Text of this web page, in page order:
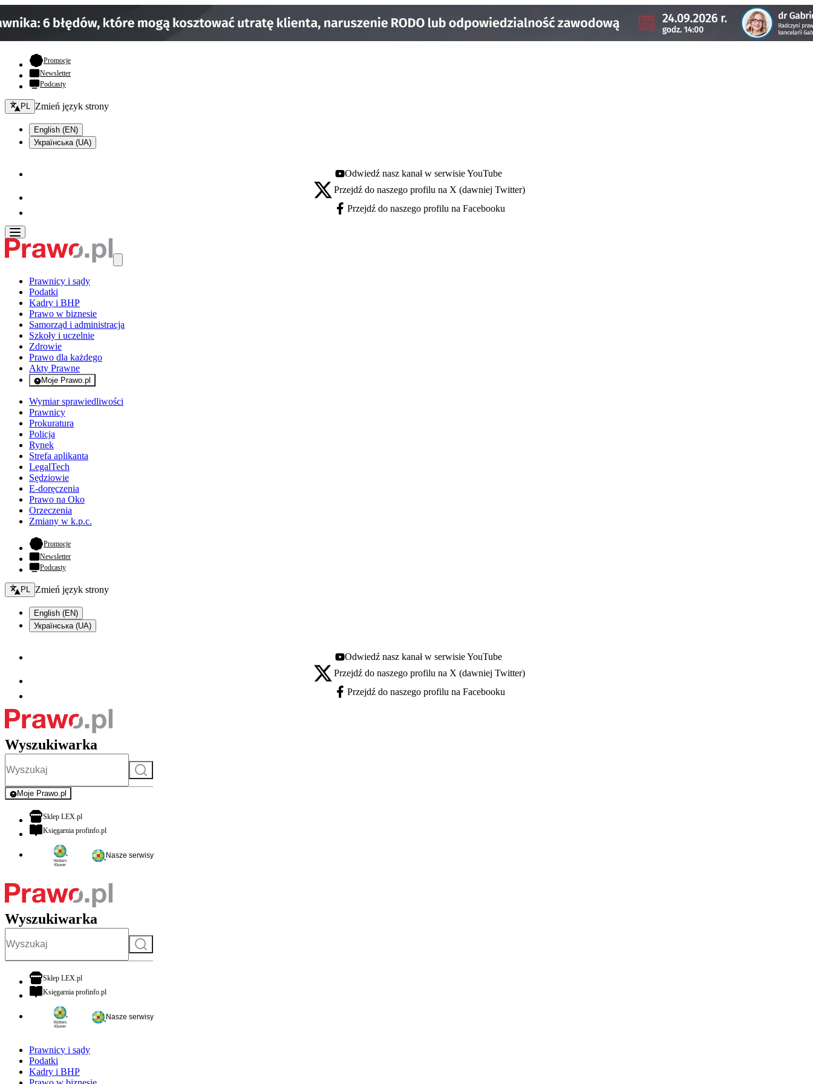
Promocje- otwiera się w nowej karcie
Newsletter
Podcasty
Zmień język - bieżący:
PL Zmień język strony
English (EN)
Українська (UA)
Youtube - otwiera się w nowej karcie
Odwiedź nasz kanał w serwisie YouTube
X - otwiera się w nowej karcie
Przejdź do naszego profilu na X (dawniej Twitter)
Facebook - otwiera się w nowej karcie
Przejdź do naszego profilu na Facebooku
Prawnicy i sądy
Podatki
Kadry i BHP
Prawo w biznesie
Samorząd i administracja
Szkoły i uczelnie
Zdrowie
Prawo dla każdego
Akty Prawne
Moje Prawo.pl
- rejestracja i logowanie do serwisu
Wymiar sprawiedliwości
Prawnicy
Prokuratura
Policja
Rynek
Strefa aplikanta
LegalTech
Sędziowie
E-doręczenia
Prawo na Oko
Orzeczenia
Zmiany w k.p.c.
Promocje- otwiera się w nowej karcie
Newsletter
Podcasty
Zmień język - bieżący:
PL Zmień język strony
English (EN)
Українська (UA)
Youtube - otwiera się w nowej karcie
Odwiedź nasz kanał w serwisie YouTube
X - otwiera się w nowej karcie
Przejdź do naszego profilu na X (dawniej Twitter)
Facebook - otwiera się w nowej karcie
Przejdź do naszego profilu na Facebooku
Wyszukiwarka
Szukaj
Moje Prawo.pl
- rejestracja i logowanie do serwisu
Sklep LEX.plotwiera się w nowej karcie
Księgarnia profinfo.plotwiera się w nowej karcie
Nasze serwisy
Wyszukiwarka
Szukaj
Sklep LEX.plotwiera się w nowej karcie
Księgarnia profinfo.plotwiera się w nowej karcie
Nasze serwisy
Prawnicy i sądy
Podatki
Kadry i BHP